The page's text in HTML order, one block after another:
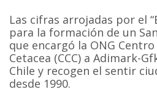
Las cifras arrojadas por el
para la formación de un
que encargó la ONG
Cetacea (CCC) a Adimark-
Chile y recogen el sentir
desde 1990.